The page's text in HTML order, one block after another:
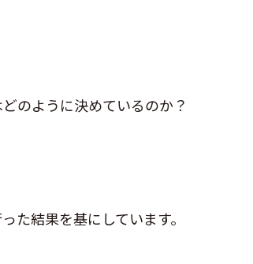
のように決めているのか？
た結果を基にしています。